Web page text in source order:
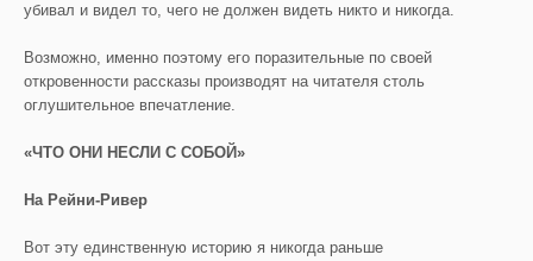
убивал и видел то, чего не должен видеть никто и никогда.
Возможно, именно поэтому его поразительные по своей
откровенности рассказы производят на читателя столь
оглушительное впечатление.
«ЧТО ОНИ НЕСЛИ С СОБОЙ»
На Рейни-Ривер
Вот эту единственную историю я никогда раньше